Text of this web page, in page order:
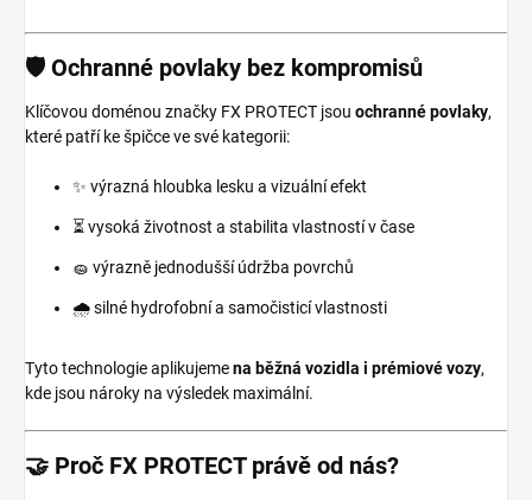
🛡️ Ochranné povlaky bez kompromisů
Klíčovou doménou značky FX PROTECT jsou ochranné povlaky,
které patří ke špičce ve své kategorii:
✨ výrazná hloubka lesku a vizuální efekt
⏳ vysoká životnost a stabilita vlastností v čase
🧽 výrazně jednodušší údržba povrchů
🌧️ silné hydrofobní a samočisticí vlastnosti
Tyto technologie aplikujemena běžná vozidla i prémiové vozy,
kde jsou nároky na výsledek maximální.
🤝 Proč FX PROTECT právě od nás?